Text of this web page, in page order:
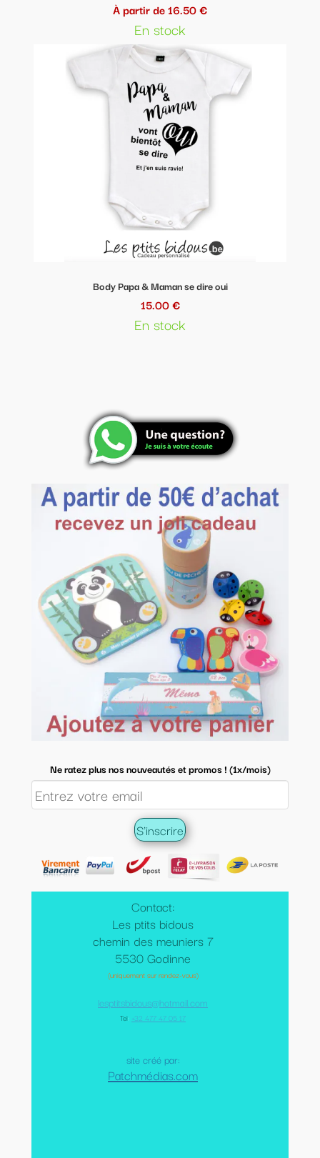
Contact:
Les ptits bidous
chemin des meuniers 7
5530 Godinne
(uniquement sur rendez-vous)
lesptitsbidous@hotmail.com
Tel: +32 477 47 05 17
site créé par:
Patchmédias.com
Ne ratez plus nos nouveautés et promos ! (1x/mois)
À partir de 16.50 €
En stock
Body Papa & Maman se dire oui
15.00 €
En stock